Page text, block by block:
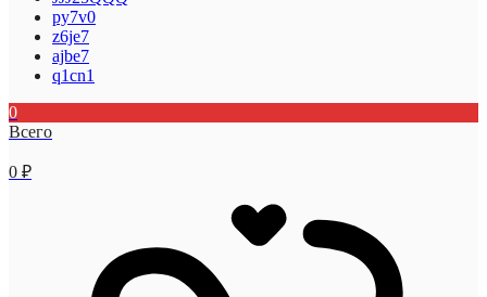
py7v0
z6je7
ajbe7
q1cn1
0
Всего
0 ₽